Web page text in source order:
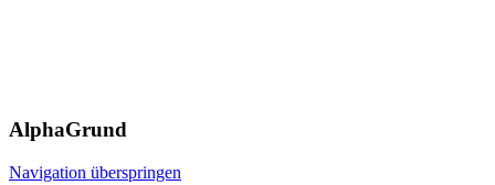
AlphaGrund
Navigation überspringen